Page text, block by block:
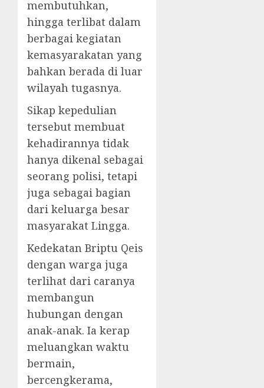
membutuhkan,
hingga terlibat dalam
berbagai kegiatan
kemasyarakatan yang
bahkan berada di luar
wilayah tugasnya.
Sikap kepedulian
tersebut membuat
kehadirannya tidak
hanya dikenal sebagai
seorang polisi, tetapi
juga sebagai bagian
dari keluarga besar
masyarakat Lingga.
Kedekatan Briptu Qeis
dengan warga juga
terlihat dari caranya
membangun
hubungan dengan
anak-anak. Ia kerap
meluangkan waktu
bermain,
bercengkerama,